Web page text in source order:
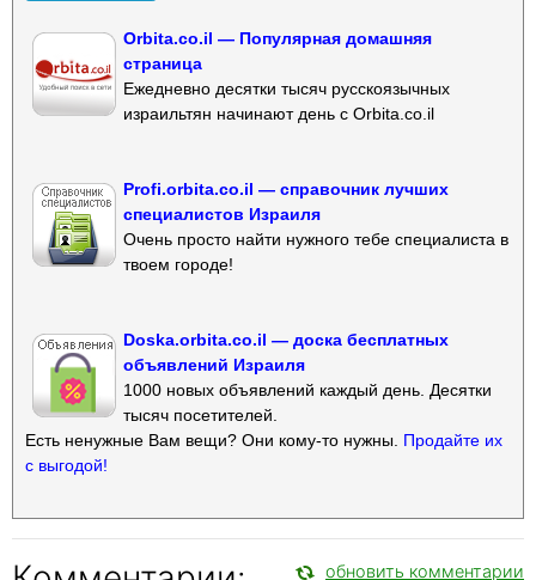
Orbita.co.il — Популярная домашняя
страница
Ежедневно десятки тысяч русскоязычных
израильтян начинают день с Orbita.co.il
Profi.orbita.co.il — справочник лучших
специалистов Израиля
Очень просто найти нужного тебе специалиста в
твоем городе!
Doska.orbita.co.il — доска бесплатных
объявлений Израиля
1000 новых объявлений каждый день. Десятки
тысяч посетителей.
Есть ненужные Вам вещи? Они кому-то нужны. Продайте их
с выгодой!
обновить комментарии